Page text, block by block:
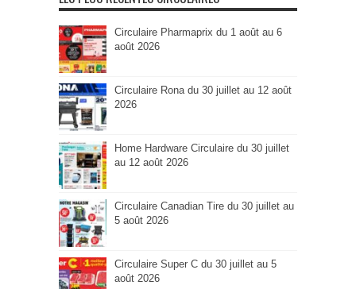
Circulaire Pharmaprix du 1 août au 6
août 2026
Circulaire Rona du 30 juillet au 12 août
2026
Home Hardware Circulaire du 30 juillet
au 12 août 2026
Circulaire Canadian Tire du 30 juillet au
5 août 2026
Circulaire Super C du 30 juillet au 5
août 2026